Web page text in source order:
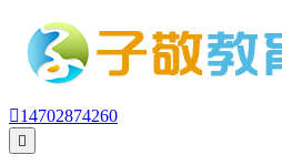
14702874260
